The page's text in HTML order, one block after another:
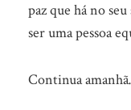
paz que há no
ser uma pessoa
Continua